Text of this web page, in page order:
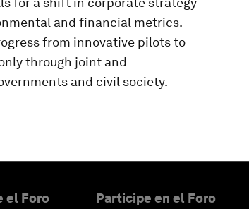
and financial metrics.
from innovative pilots to
through joint and
and civil society.
el Foro Participe en el Foro